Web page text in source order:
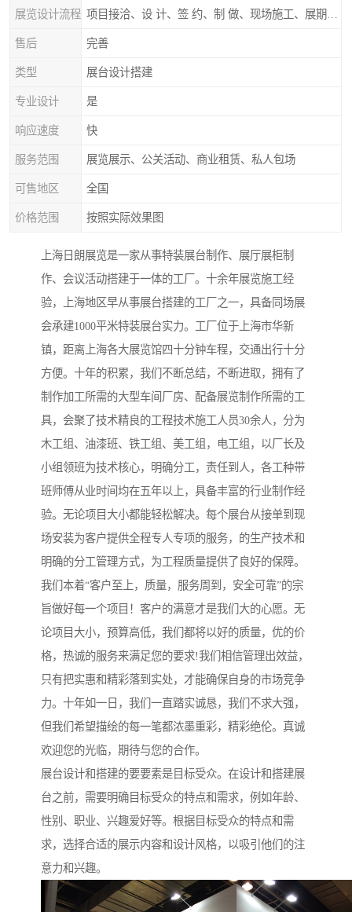
展览设计流程
售后 完善
类型 展台设计搭建
专业设计 是
响应速度 快
服务范围 展览展示、公关活动、商业租赁、私人包场
可售地区 全国
价格范围 按照实际效果图
上海日朗展览是一家从事特装展台制作、展厅展柜制
作、会议活动搭建于一体的工厂。十余年展览施工经
验，上海地区早从事展台搭建的工厂之一，具备同场展
会承建1000平米特装展台实力。工厂位于上海市华新
镇，距离上海各大展览馆四十分钟车程，交通出行十分
方便。十年的积累，我们不断总结，不断进取，拥有了
制作加工所需的大型车间厂房、配备展览制作所需的工
具，会聚了技术精良的工程技术施工人员30余人，分为
木工组、油漆班、铁工组、美工组，电工组，以厂长及
小组领班为技术核心，明确分工，责任到人，各工种带
班师傅从业时间均在五年以上，具备丰富的行业制作经
验。无论项目大小都能轻松解决。每个展台从接单到现
场安装为客户提供全程专人专项的服务，的生产技术和
明确的分工管理方式，为工程质量提供了良好的保障。
我们本着“客户至上，质量，服务周到，安全可靠”的宗
旨做好每一个项目！客户的满意才是我们大的心愿。无
论项目大小，预算高低，我们都将以好的质量，优的价
格，热诚的服务来满足您的要求!我们相信管理出效益，
只有把实惠和精彩落到实处，才能确保自身的市场竞争
力。十年如一日，我们一直踏实诚恳，我们不求大强，
但我们希望描绘的每一笔都浓墨重彩，精彩绝伦。真诚
欢迎您的光临，期待与您的合作。
展台设计和搭建的要要素是目标受众。在设计和搭建展
台之前，需要明确目标受众的特点和需求，例如年龄、
性别、职业、兴趣爱好等。根据目标受众的特点和需
求，选择合适的展示内容和设计风格，以吸引他们的注
意力和兴趣。